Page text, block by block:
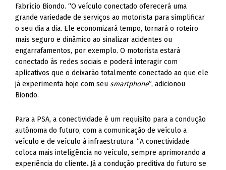
Fabrício Biondo. “O veículo conectado oferecerá uma
grande variedade de serviços ao motorista para simplificar
o seu dia a dia. Ele economizará tempo, tornará o roteiro
mais seguro e dinâmico ao sinalizar acidentes ou
engarrafamentos, por exemplo. O motorista estará
conectado às redes sociais e poderá interagir com
aplicativos que o deixarão totalmente conectado ao que ele
já experimenta hoje com seusmartphone”, adicionou
Biondo.
Para a PSA, a conectividade é um requisito para a condução
autônoma do futuro, com a comunicação de veículo a
veículo e de veículo à infraestrutura. “A conectividade
coloca mais inteligência no veículo, sempre aprimorando a
experiência do cliente. Já a condução preditiva do futuro se